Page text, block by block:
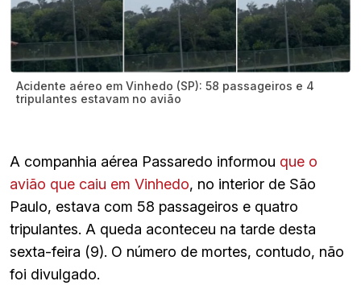
Acidente aéreo em Vinhedo (SP): 58 passageiros e 4
tripulantes estavam no avião
A companhia aérea Passaredo informou que o
avião que caiu em Vinhedo, no interior de São
Paulo, estava com 58 passageiros e quatro
tripulantes. A queda aconteceu na tarde desta
sexta-feira (9). O número de mortes, contudo, não
foi divulgado.